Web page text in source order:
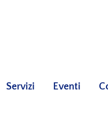
Servizi Eventi